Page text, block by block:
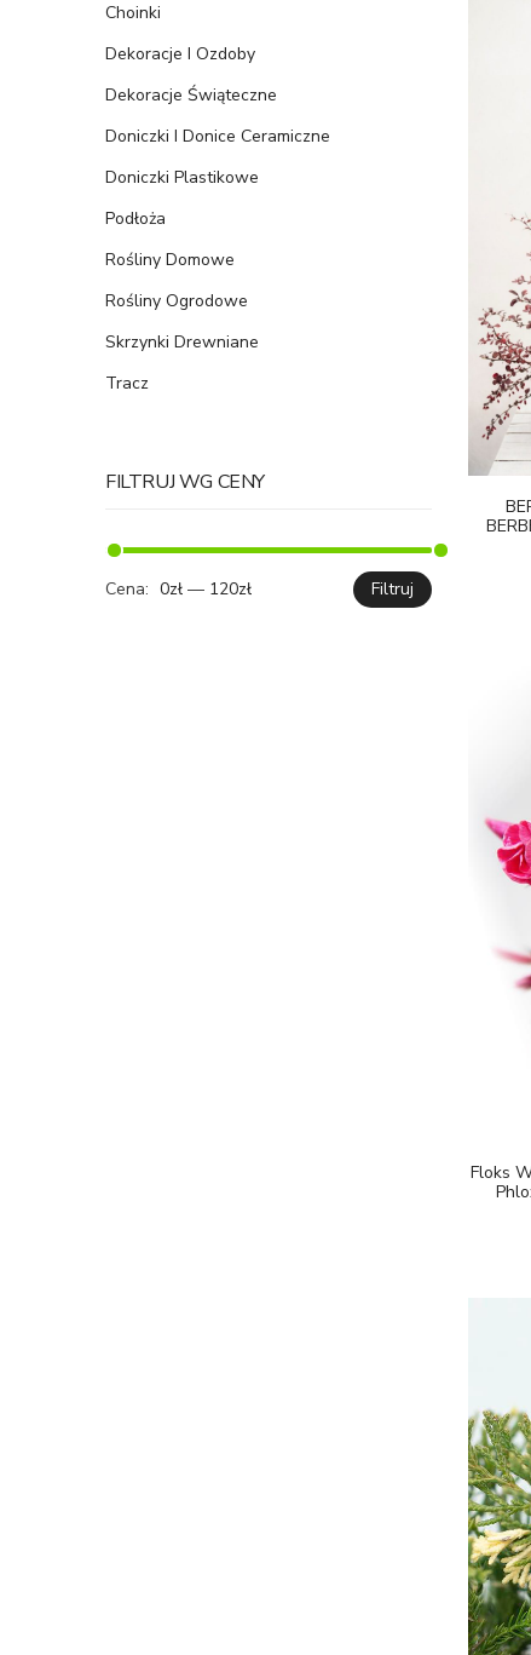
Choinki
Dekoracje I Ozdoby
Dekoracje Świąteczne
Doniczki I Donice Ceramiczne
Doniczki Plastikowe
Podłoża
Rośliny Domowe
Rośliny Ogrodowe
Skrzynki Drewniane
Tracz
FILTRUJ WG CENY
Filtruj
Cena: 0zł — 120zł
Floks